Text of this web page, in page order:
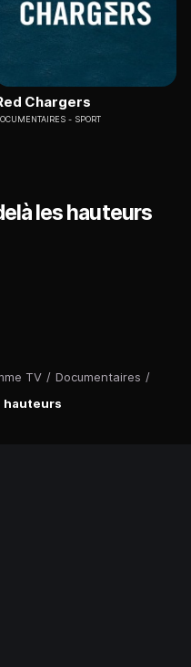
TV / Documentaires /
hauteurs
Chargers
SPORT
les hauteurs